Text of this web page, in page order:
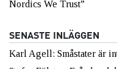
Nordics We Trust”
SENASTE INLÄGGEN
Karl Agell: Småstater är